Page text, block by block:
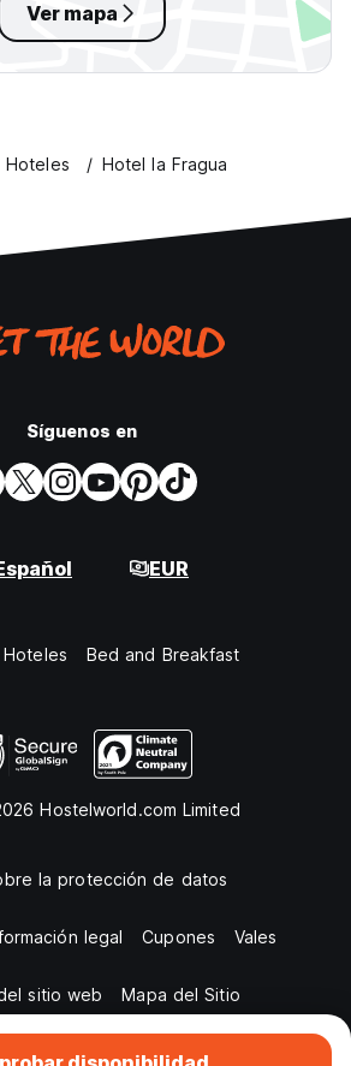
Ver mapa
Hoteles Hotel la Fragua
Síguenos en
EUR
Hoteles Bed and Breakfast
Hostelworld.com Limited
la protección de datos
legal Cupones Vales
sitio web Mapa del Sitio